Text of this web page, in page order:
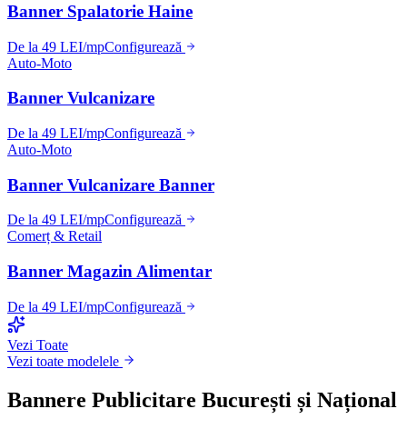
Banner Spalatorie Haine
De la 49 LEI/mpConfigurează
Auto-Moto
Banner Vulcanizare
De la 49 LEI/mpConfigurează
Auto-Moto
Banner Vulcanizare Banner
De la 49 LEI/mpConfigurează
Comerț & Retail
Banner Magazin Alimentar
De la 49 LEI/mpConfigurează
Vezi Toate
Vezi toate modelele
Bannere Publicitare București și Național